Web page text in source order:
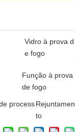
Vidro à prova d
e fogo
Função à prova
de fogo
processRejuntamen
to